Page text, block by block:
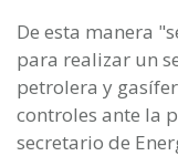
De esta manera
para realizar un
petrolera y
controles ante la
secretario de